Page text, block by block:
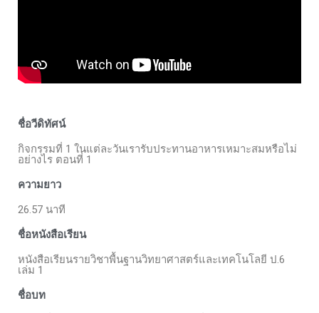
ชื่อวีดิทัศน์
กิจกรรมที่ 1 ในแต่ละวันเรารับประทานอาหารเหมาะสมหรือไม่
อย่างไร ตอนที่ 1
ความยาว
26.57 นาที
ชื่อหนังสือเรียน
หนังสือเรียนรายวิชาพื้นฐานวิทยาศาสตร์และเทคโนโลยี ป.6
เล่ม 1
ชื่อบท